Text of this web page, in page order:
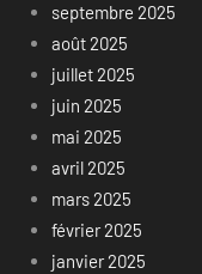
septembre 2025
août 2025
juillet 2025
juin 2025
mai 2025
avril 2025
mars 2025
février 2025
janvier 2025